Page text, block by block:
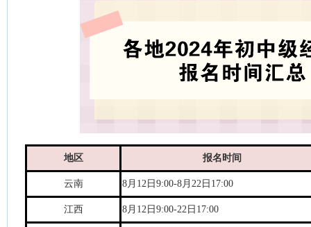
地区 报名时间
云南 8月12日9:00-8月22日17:00
江西 8月12日9:00-22日17:00